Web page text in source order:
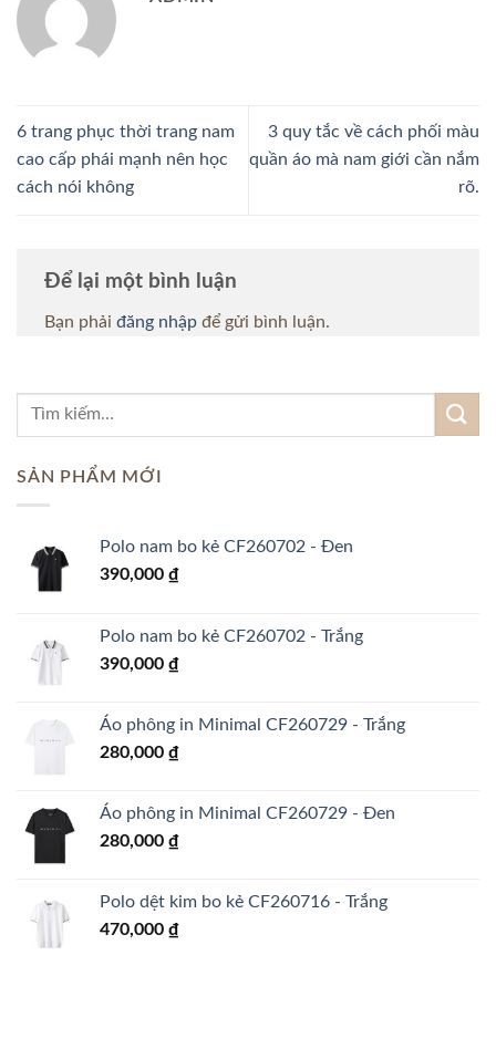
6 trang phục thời trang nam
cao cấp phái mạnh nên học
cách nói không
3 quy tắc về cách phối màu
quần áo mà nam giới cần nắm
rõ.
Để lại một bình luận
Bạn phải đăng nhập để gửi bình luận.
SẢN PHẨM MỚI
Polo nam bo kẻ CF260702 - Đen
390,000 ₫
Polo nam bo kẻ CF260702 - Trắng
390,000 ₫
Áo phông in Minimal CF260729 - Trắng
280,000 ₫
Áo phông in Minimal CF260729 - Đen
280,000 ₫
Polo dệt kim bo kẻ CF260716 - Trắng
470,000 ₫